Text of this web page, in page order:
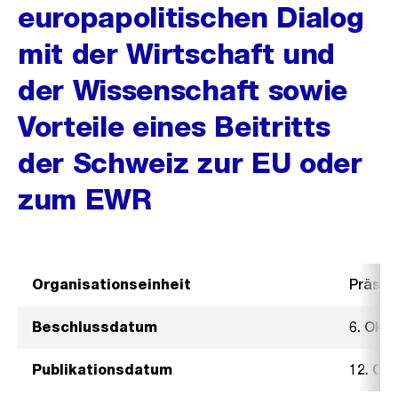
europapolitischen Dialog
mit der Wirtschaft und
der Wissenschaft sowie
Vorteile eines Beitritts
der Schweiz zur EU oder
zum EWR
Organisationseinheit
Beschlussdatum 6.
Publikationsdatum 12.